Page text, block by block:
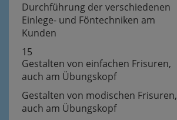
Durchführung der verschiedenen
Einlege- und Föntechniken am
Kunden
15
Gestalten von einfachen Frisuren,
auch am Übungskopf
Gestalten von modischen Frisuren,
auch am Übungskopf